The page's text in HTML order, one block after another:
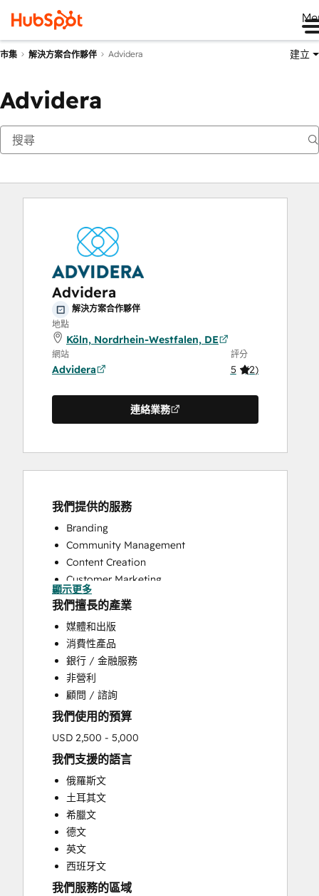
市集 解決方案合作夥伴 Advidera 建立
Advidera
Advidera
解決方案合作夥伴
地點
Köln, Nordrhein-Westfalen, DE
網站
Advidera
評分
5 (2)
連絡業務
我們提供的服務
Branding
Community Management
Content Creation
Customer Marketing
Email Marketing
Full Inbound Marketing Services
Help Desk Implementation
Knowledge Base Development
Paid Advertising
Programmable Automation
Public Relations
Sales and Marketing Alignment
Search Engine Optimization
Social Media
顯示更多
我們擅長的產業
媒體和出版
消費性產品
銀行 / 金融服務
非營利
顧問 / 諮詢
我們使用的預算
USD 2,500 - 5,000
我們支援的語言
俄羅斯文
土耳其文
希臘文
德文
英文
西班牙文
我們服務的區域